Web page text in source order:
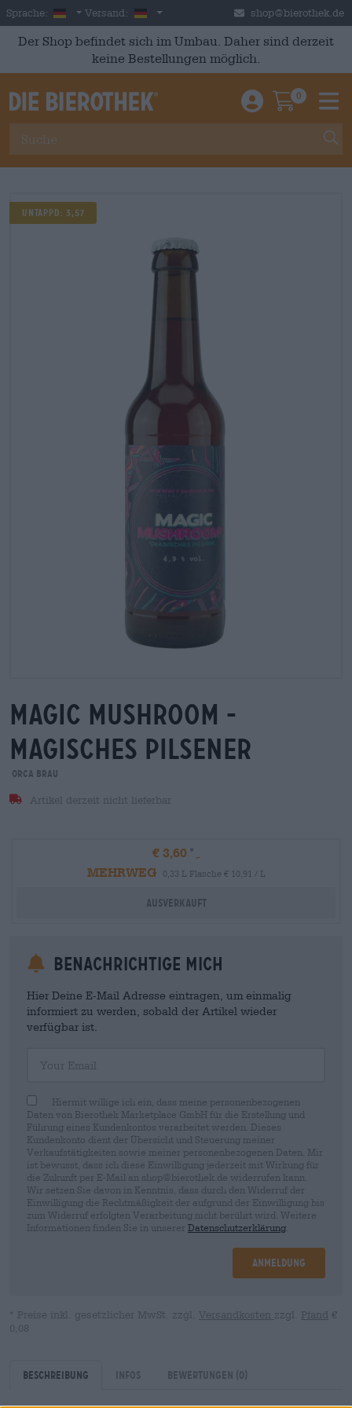
Skip to main content
Sprache: German
Versand: Deutschland shop@bierothek.de
Der Shop befindet sich im Umbau. Daher sind derzeit
keine Bestellungen möglich.
Einloggen /
0
Untappd: 3,57
magic mushroom -
magisches pilsener
orca brau
Artikel derzeit nicht lieferbar
€ 3,60
MEHRWEG
0,33 L Flasche € 10,91 / L
Ausverkauft
Benachrichtige mich
Hier Deine E-Mail Adresse eintragen, um einmalig
informiert zu werden, sobald der Artikel wieder
verfügbar ist.
Hiermit willige ich ein, dass meine personenbezogenen
Daten von Bierothek Marketplace GmbH für die Erstellung und
Führung eines Kundenkontos verarbeitet werden. Dieses
Kundenkonto dient der Übersicht und Steuerung meiner
Verkaufstätigkeiten sowie meiner personenbezogenen Daten. Mir
ist bewusst, dass ich diese Einwilligung jederzeit mit Wirkung für
die Zukunft per E-Mail an shop@bierothek.de widerrufen kann.
Wir setzen Sie davon in Kenntnis, dass durch den Widerruf der
Einwilligung die Rechtmäßigkeit der aufgrund der Einwilligung bis
zum Widerruf erfolgten Verarbeitung nicht berührt wird. Weitere
Informationen finden Sie in unserer Datenschutzerklärung
Anmeldung
* Preise inkl. gesetzlicher MwSt. zzgl. Versandkosten zzgl. Pfand €
0,08
Beschreibung Infos Bewertungen (0)